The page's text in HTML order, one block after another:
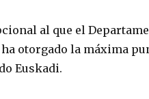
al que el
ha otorgado la máxima
Euskadi.